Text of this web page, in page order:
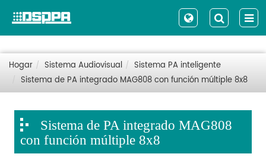
Hogar Sistema Audiovisual
Sistema PA inteligente
Sistema de PA integrado MAG808 con función múltiple 8x8
Sistema de PA integrado MAG808
con función múltiple 8x8